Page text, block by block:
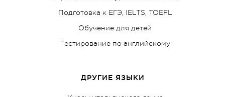
Подготовка к ЕГЭ, IELTS, TOEFL
Обучение для детей
Тестирование по английскому
ДРУГИЕ ЯЗЫКИ